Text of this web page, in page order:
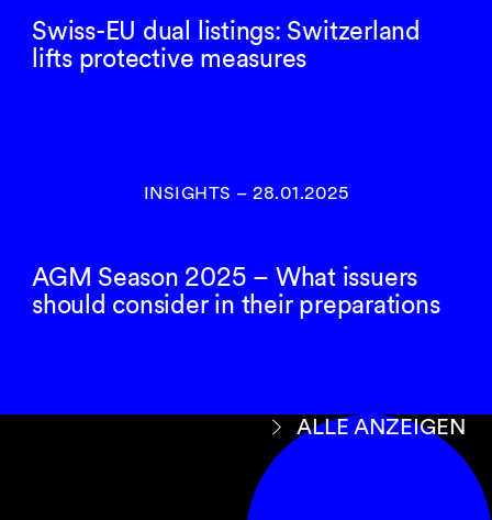
Swiss-EU dual listings: Switzerland
lifts protective measures
INSIGHTS – 28.01.2025
AGM Season 2025 – What issuers
should consider in their preparations
ALLE ANZEIGEN